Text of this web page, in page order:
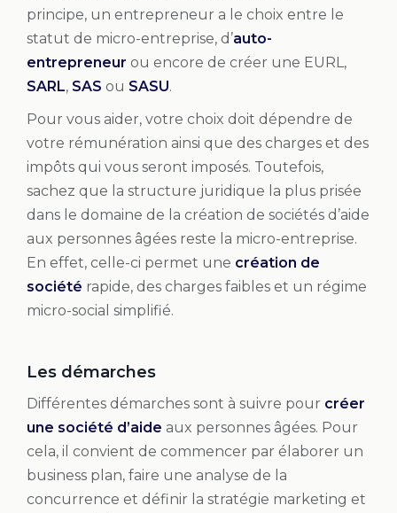
principe, un entrepreneur a le choix entre le
statut de micro-entreprise, d’auto-
entrepreneur ou encore de créer une EURL,
SARL, SAS ou SASU.
Pour vous aider, votre choix doit dépendre de
votre rémunération ainsi que des charges et des
impôts qui vous seront imposés. Toutefois,
sachez que la structure juridique la plus prisée
dans le domaine de la création de sociétés d’aide
aux personnes âgées reste la micro-entreprise.
En effet, celle-ci permet une création de
société rapide, des charges faibles et un régime
micro-social simplifié.
Les démarches
Différentes démarches sont à suivre pour créer
une société d’aide aux personnes âgées. Pour
cela, il convient de commencer par élaborer un
business plan, faire une analyse de la
concurrence et définir la stratégie marketing et